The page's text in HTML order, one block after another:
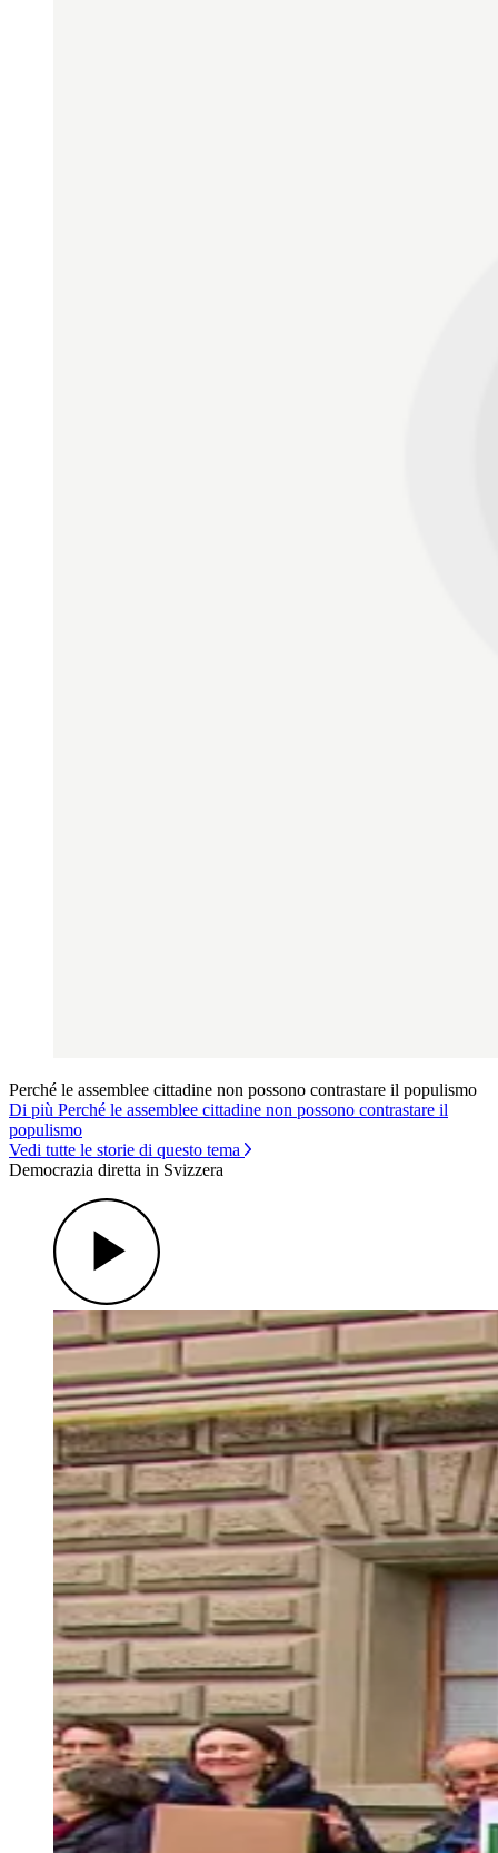
Perché le assemblee cittadine non possono contrastare il populismo
Di più Perché le assemblee cittadine non possono contrastare il
populismo
Vedi tutte le storie di questo tema
Democrazia diretta in Svizzera